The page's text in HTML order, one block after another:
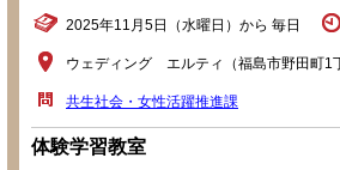
2025年11月5日（水曜日）から 毎日
ウェディング エルティ（福島市野田町1
共生社会・女性活躍推進課
体験学習教室